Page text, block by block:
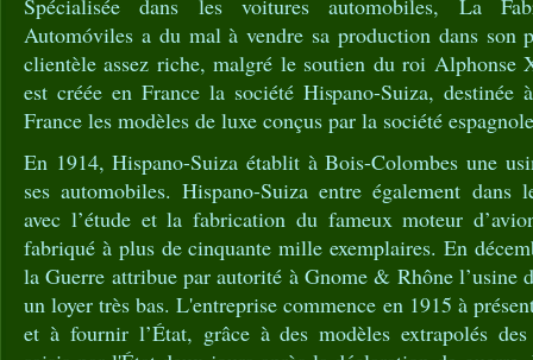
Spécialisée dans les voitures automobiles, La
Automóviles a du mal à vendre sa production dans son
clientèle assez riche, malgré le soutien du roi Alphonse
est créée en France la société Hispano-Suiza, destinée
France les modèles de luxe conçus par la société espagnole
En 1914, Hispano-Suiza établit à Bois-Colombes une
ses automobiles. Hispano-Suiza entre également dans
avec l’étude et la fabrication du fameux moteur
fabriqué à plus de cinquante mille exemplaires. En
la Guerre attribue par autorité à Gnome & Rhône l’usine
un loyer très bas. L'entreprise commence en 1915 à
et à fournir l’État, grâce à des modèles extrapolés des